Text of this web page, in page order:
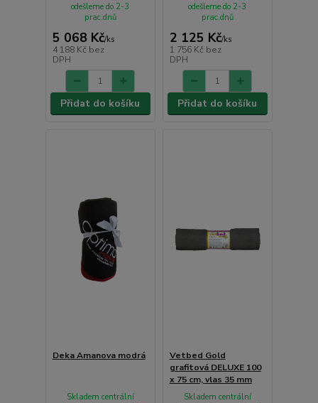
5 068 Kč/ks
4 188 Kč bez
DPH
odešleme do 2-3
prac.dnů
Přidat do košíku
2 125 Kč/ks
1 756 Kč bez
DPH
odešleme do 2-3
prac.dnů
Přidat do košíku
Deka Amanova modrá
Skladem centrální
Vetbed Gold
grafitová DELUXE 100
x 75 cm, vlas 35 mm
Skladem centrální